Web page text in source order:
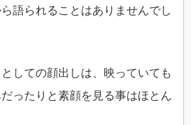
語られることはありませんでし
しての顔出しは、映っていても
ったりと素顔を見る事はほとん